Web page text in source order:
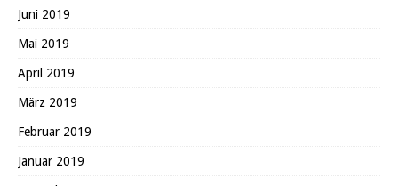
Juni 2019
Mai 2019
April 2019
März 2019
Februar 2019
Januar 2019